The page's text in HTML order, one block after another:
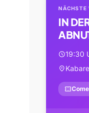
NÄCHSTE
IN
schedule19:30
location_on
confirmation_number